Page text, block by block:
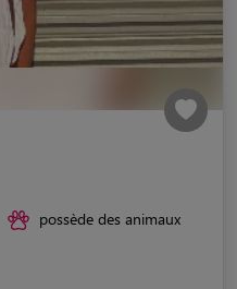
possède des animaux